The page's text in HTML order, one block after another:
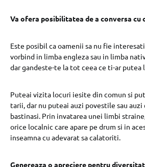
Va ofera posibilitatea de a conversa cu
Este posibil ca oamenii sa nu fie
vorbind in limba engleza sau in limba
dar gandeste-te la tot ceea ce ti-ar putea
Puteai vizita locuri iesite din comun si
tarii, dar nu puteai auzi povestile sau
bastinasi. Prin invatarea unei limbi
orice localnic care apare pe drum si in
inseamna cu adevarat sa calatoriti.
Genereaza o apreciere pentru